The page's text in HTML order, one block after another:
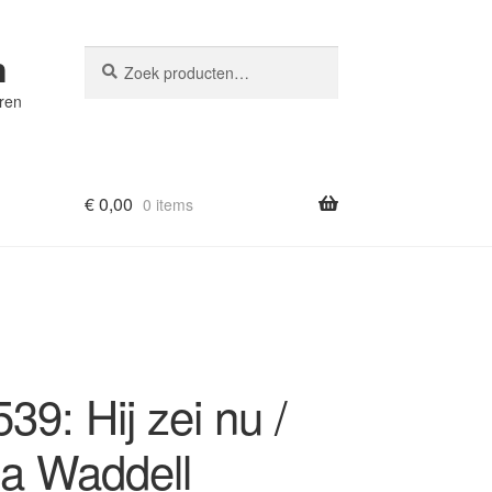
naar:
€0,00 0 items
Hij zei nu /
Waddell